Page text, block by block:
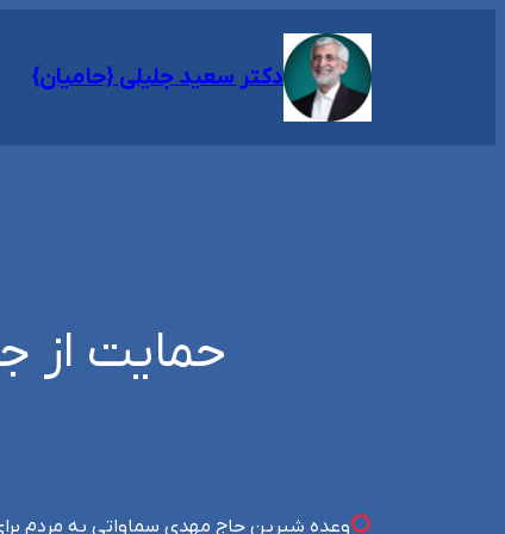
دکتر سعید جلیلی {حامیان}
حمایت از
وعده شیرین حاج مهدی سماواتی به مردم